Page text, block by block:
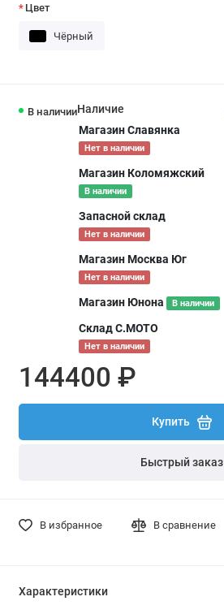
В наличииНаличие
Магазин Славянка
Нет в наличии
Магазин Коломяжский
В наличии
Запасной склад
Нет в наличии
Магазин Москва Юг
Нет в наличии
Магазин Юнона В наличии
Склад С.МОТО
Нет в наличии
144400 ₽
Купить
Быстрый заказ
В избранное В сравнение
Цвет
Чёрный
Характеристики